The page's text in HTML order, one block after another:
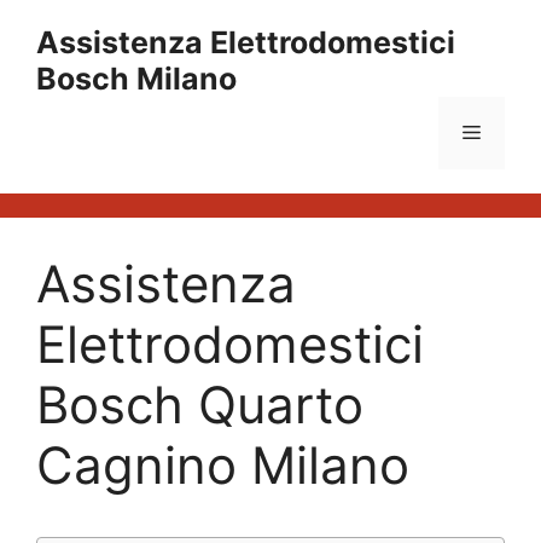
contenuto
Assistenza Elettrodomestici
Bosch Milano
Menu
Assistenza
Elettrodomestici
Bosch Quarto
Cagnino Milano